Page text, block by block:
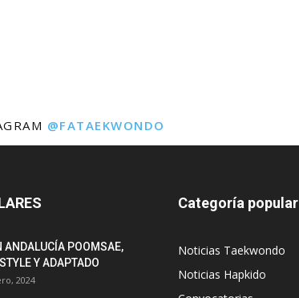
@FATAEKWONDO
ANDALUCÍA POOMSAE,
Y ADAPTADO
2024
Categoría popular
Noticias Taekwondo
Noticias Hapkido